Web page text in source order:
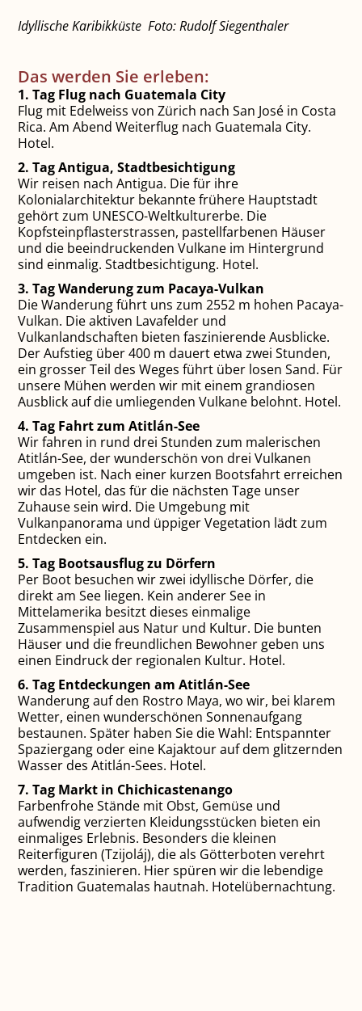
Idyllische Karibikküste Foto: Rudolf Siegenthaler
Das werden Sie erleben:
1. Tag Flug nach Guatemala City
Flug mit Edelweiss von Zürich nach San José in Costa
Rica. Am Abend Weiterflug nach Guatemala City.
Hotel.
2. Tag Antigua, Stadtbesichtigung
Wir reisen nach Antigua. Die für ihre
Kolonialarchitektur bekannte frühere Hauptstadt
gehört zum UNESCO-Weltkulturerbe. Die
Kopfsteinpflasterstrassen, pastellfarbenen Häuser
und die beeindruckenden Vulkane im Hintergrund
sind einmalig. Stadtbesichtigung. Hotel.
3. Tag Wanderung zum Pacaya-Vulkan
Die Wanderung führt uns zum 2552 m hohen Pacaya-
Vulkan. Die aktiven Lavafelder und
Vulkanlandschaften bieten faszinierende Ausblicke.
Der Aufstieg über 400 m dauert etwa zwei Stunden,
ein grosser Teil des Weges führt über losen Sand. Für
unsere Mühen werden wir mit einem grandiosen
Ausblick auf die umliegenden Vulkane belohnt. Hotel.
4. Tag Fahrt zum Atitlán-See
Wir fahren in rund drei Stunden zum malerischen
Atitlán-See, der wunderschön von drei Vulkanen
umgeben ist. Nach einer kurzen Bootsfahrt erreichen
wir das Hotel, das für die nächsten Tage unser
Zuhause sein wird. Die Umgebung mit
Vulkanpanorama und üppiger Vegetation lädt zum
Entdecken ein.
5. Tag Bootsausflug zu Dörfern
Per Boot besuchen wir zwei idyllische Dörfer, die
direkt am See liegen. Kein anderer See in
Mittelamerika besitzt dieses einmalige
Zusammenspiel aus Natur und Kultur. Die bunten
Häuser und die freundlichen Bewohner geben uns
einen Eindruck der regionalen Kultur. Hotel.
6. Tag Entdeckungen am Atitlán-See
Wanderung auf den Rostro Maya, wo wir, bei klarem
Wetter, einen wunderschönen Sonnenaufgang
bestaunen. Später haben Sie die Wahl: Entspannter
Spaziergang oder eine Kajaktour auf dem glitzernden
Wasser des Atitlán-Sees. Hotel.
7. Tag Markt in Chichicastenango
Farbenfrohe Stände mit Obst, Gemüse und
aufwendig verzierten Kleidungsstücken bieten ein
einmaliges Erlebnis. Besonders die kleinen
Reiterfiguren (Tzijoláj), die als Götterboten verehrt
werden, faszinieren. Hier spüren wir die lebendige
Tradition Guatemalas hautnah. Hotelübernachtung.